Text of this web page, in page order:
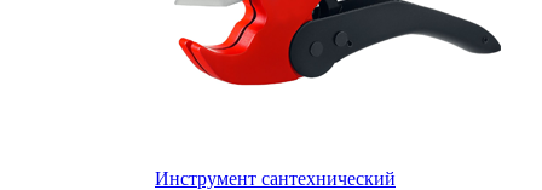
Инструмент сантехнический